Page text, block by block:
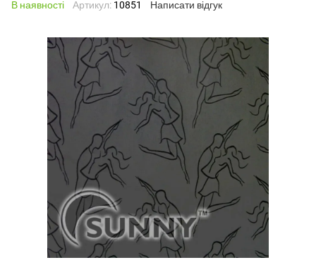
В наявності Артикул: 10851 Написати відгук